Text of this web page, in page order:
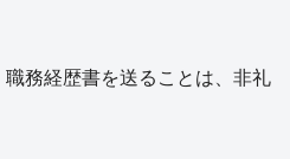
務経歴書を送ることは、非礼